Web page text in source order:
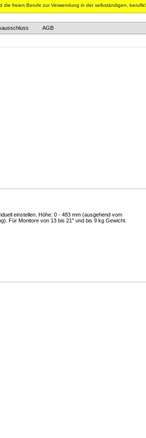
freien Berufe zur Verwendung in der selbständigen,
AGB
einstellen. Höhe: 0 - 483 mm (ausgehend vom
Für Monitore von 13 bis 21" und bis 9 kg Gewicht.